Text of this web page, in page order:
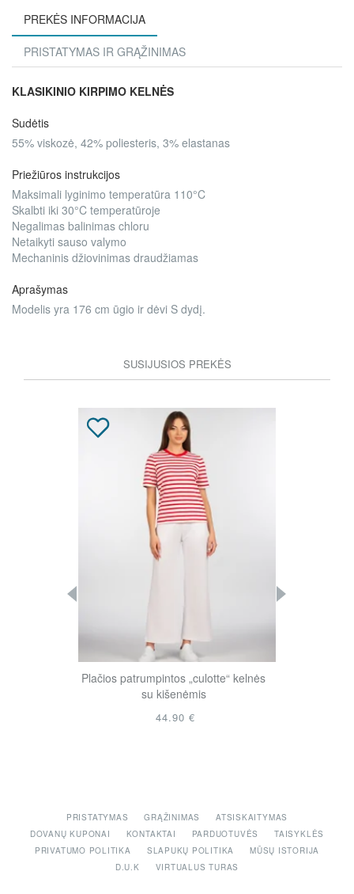
PREKĖS INFORMACIJA
PRISTATYMAS IR GRĄŽINIMAS
KLASIKINIO KIRPIMO KELNĖS
Sudėtis
55% viskozė, 42% poliesteris, 3% elastanas
Priežiūros instrukcijos
Maksimali lyginimo temperatūra 110°C
Skalbti iki 30°C temperatūroje
Negalimas balinimas chloru
Netaikyti sauso valymo
Mechaninis džiovinimas draudžiamas
Aprašymas
Modelis yra 176 cm ūgio ir dėvi S dydį.
SUSIJUSIOS PREKĖS
Plačios patrumpintos „culotte“ kelnės
su kišenėmis
44.90 €
PRISTATYMAS GRĄŽINIMAS
ATSISKAITYMAS
DOVANŲ KUPONAI
KONTAKTAI PARDUOTUVĖS
TAISYKLĖS
PRIVATUMO POLITIKA
SLAPUKŲ POLITIKA
MŪSŲ ISTORIJA
D.U.K
VIRTUALUS TURAS